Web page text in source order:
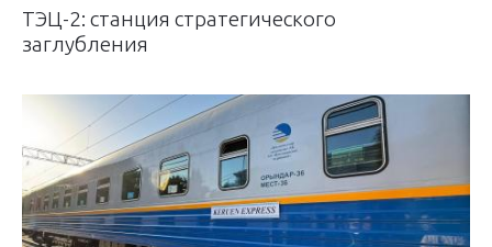
ТЭЦ-2: станция стратегического
заглубления